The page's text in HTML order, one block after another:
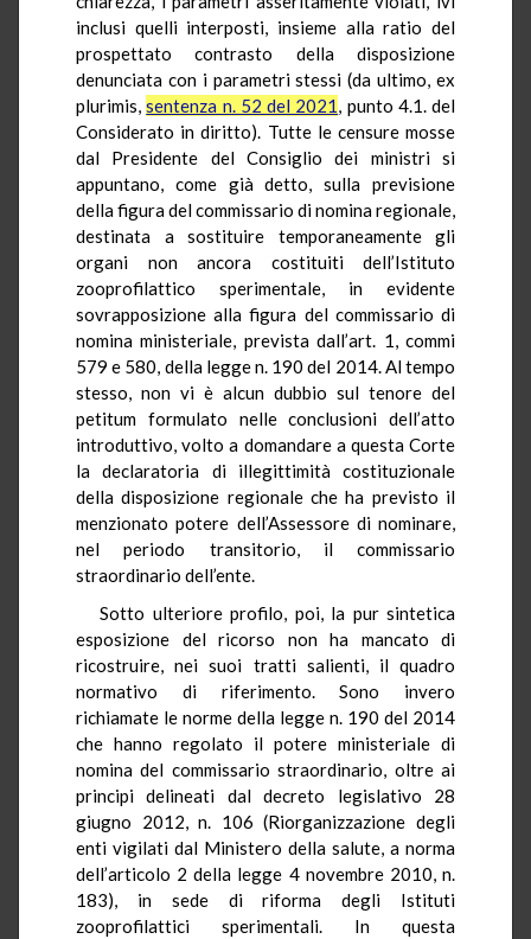
inclusi quelli interposti, insieme alla ratio del
prospettato contrasto della disposizione
denunciata con i parametri stessi (da ultimo, ex
plurimis,sentenza n. 52 del 2021, punto 4.1. del
Considerato in diritto). Tutte le censure mosse
dal Presidente del Consiglio dei ministri si
appuntano, come già detto, sulla previsione
della figura del commissario di nomina regionale,
destinata a sostituire temporaneamente gli
organi non ancora costituiti dell’Istituto
zooprofilattico sperimentale, in evidente
sovrapposizione alla figura del commissario di
nomina ministeriale, prevista dall’art. 1, commi
579 e 580, della legge n. 190 del 2014. Al tempo
stesso, non vi è alcun dubbio sul tenore del
petitum formulato nelle conclusioni dell’atto
introduttivo, volto a domandare a questa Corte
la declaratoria di illegittimità costituzionale
della disposizione regionale che ha previsto il
menzionato potere dell’Assessore di nominare,
nel periodo transitorio, il commissario
straordinario dell’ente.
Sotto ulteriore profilo, poi, la pur sintetica
esposizione del ricorso non ha mancato di
ricostruire, nei suoi tratti salienti, il quadro
normativo di riferimento. Sono invero
richiamate le norme della legge n. 190 del 2014
che hanno regolato il potere ministeriale di
nomina del commissario straordinario, oltre ai
principi delineati dal decreto legislativo 28
giugno 2012, n. 106 (Riorganizzazione degli
enti vigilati dal Ministero della salute, a norma
dell’articolo 2 della legge 4 novembre 2010, n.
183), in sede di riforma degli Istituti
zooprofilattici sperimentali. In questa